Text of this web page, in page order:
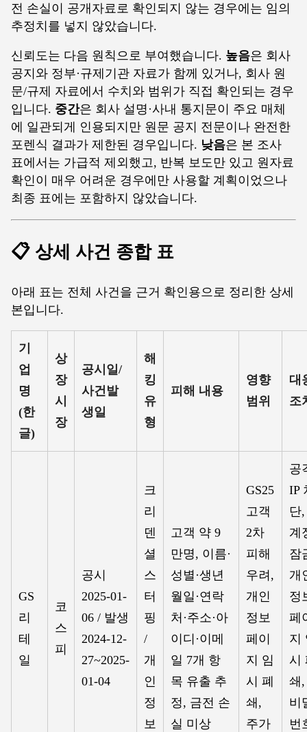
전 손실이 공개자료로 확인되지 않는 경우에는 임의
추정치를 넣지 않았습니다.
신뢰도는 다음 원칙으로 부여했습니다. 높음은 회사
공지와 정부·규제기관 자료가 함께 있거나, 회사 원
문/규제 자료에서 수치와 범위가 직접 확인되는 경우
입니다. 중간은 회사 설명·사내 통지문이 주요 매체
에 일관되게 인용되지만 원문 공지 전문이나 완전한
포렌식 결과가 제한된 경우입니다. 낮음은 본 조사
표에서는 가급적 제외했고, 반복 보도만 있고 원자료
확인이 매우 어려운 경우에만 사용할 계획이었으나
최종 표에는 포함하지 않았습니다.
📋 상세 사건 종합 표
아래 표는 전체 사건을 근거 확인용으로 정리한 상세
본입니다.
기
업
명
(한
글)
상
장
시
장
공시일/
사건발
생일
해
킹
유
형
피해 내용
영향
범위
대
조
GS
리
테
일
코
스
피
공시
2025-01-
06 / 발생
2024-12-
27~2025-
01-04
크
리
덴
셜
스
터
핑
/
개
인
정
보
고객 약 9
만명, 이름·
성별·생년
월일·연락
처·주소·아
이디·이메
일 7개 항
목 유출 추
정, 금전 손
실 미상
GS25
고객
2차
피해
우려,
개인
정보
페이
지 임
시 폐
쇄,
주가
공
IP
단,
계
잠
개
정
페
지
시
쇄,
비
번